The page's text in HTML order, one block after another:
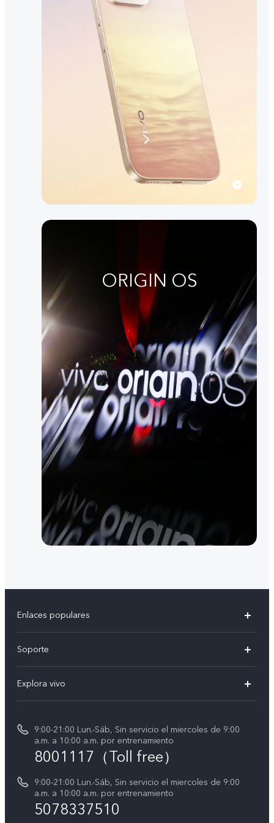
ORIGIN OS
Enlaces populares
V50 Lite
Y19s
Soporte
Verificación de IMEI
Manual de usuario
Instrucciones de la garantía de vivo
Consulta el Precio de los Repuestos
Explora vivo
Acerca de nosotros
Centro de privacidad de vivo
9:00-21:00 Lun.-Sáb, Sin servicio el miercoles de 9:00
a.m. a 10:00 a.m. por entrenamiento
8001117（Toll free）
9:00-21:00 Lun.-Sáb, Sin servicio el miercoles de 9:00
a.m. a 10:00 a.m. por entrenamiento
5078337510